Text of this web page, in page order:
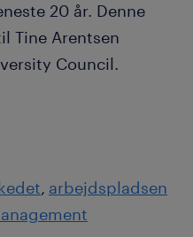
20 år. Denne
Tine Arentsen
Council.
arbejdspladsen